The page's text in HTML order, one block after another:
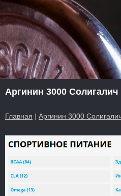
Аргинин 3000 Солигалич
Главная | Аргинин 3000